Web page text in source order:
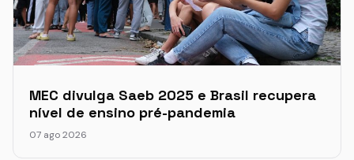
MEC divulga Saeb 2025 e Brasil recupera
nível de ensino pré-pandemia
07 ago 2026